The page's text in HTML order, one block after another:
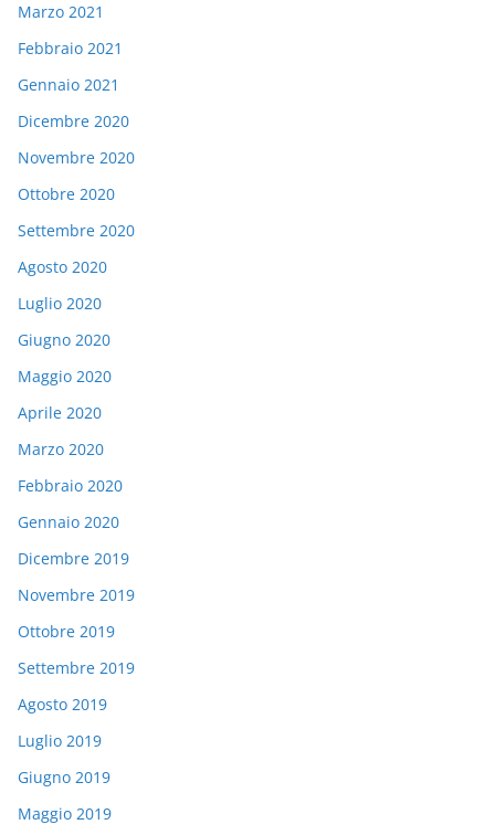
Marzo 2021
Febbraio 2021
Gennaio 2021
Dicembre 2020
Novembre 2020
Ottobre 2020
Settembre 2020
Agosto 2020
Luglio 2020
Giugno 2020
Maggio 2020
Aprile 2020
Marzo 2020
Febbraio 2020
Gennaio 2020
Dicembre 2019
Novembre 2019
Ottobre 2019
Settembre 2019
Agosto 2019
Luglio 2019
Giugno 2019
Maggio 2019